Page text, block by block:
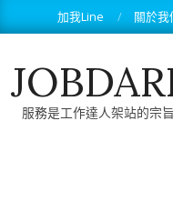
to
加我Line 關於我
服務是工作達人架站的